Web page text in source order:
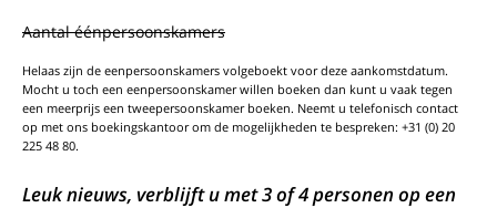
Aantal éénpersoonskamers
Helaas zijn de eenpersoonskamers volgeboekt voor deze aankomstdatum.
Mocht u toch een eenpersoonskamer willen boeken dan kunt u vaak tegen
een meerprijs een tweepersoonskamer boeken. Neemt u telefonisch contact
op met ons boekingskantoor om de mogelijkheden te bespreken: +31 (0) 20
225 48 80.
Leuk nieuws, verblijft u met 3 of 4 personen op een